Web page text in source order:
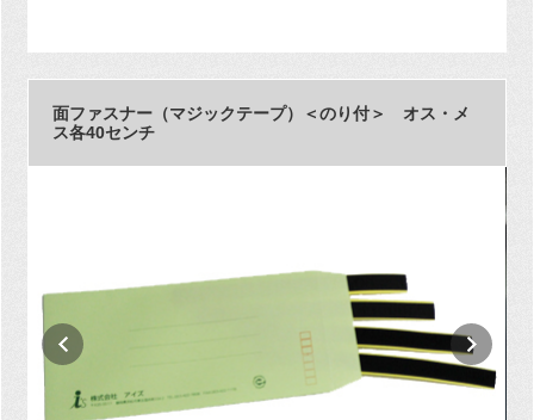
面ファスナー（マジックテープ）＜のり付＞ オス・メ
ス各40センチ